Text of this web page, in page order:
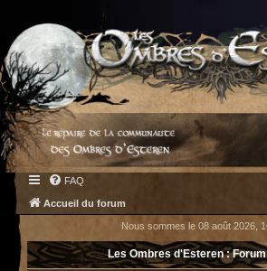
FAQ
Accueil du forum
Nous sommes le 08 août 2026,
Les Ombres d'Esteren :